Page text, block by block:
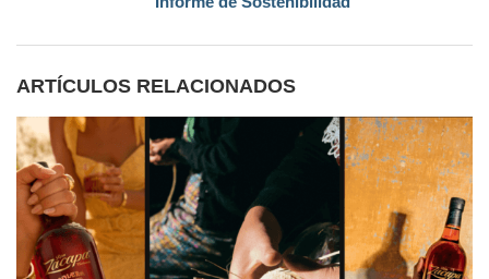
ARTÍCULOS RELACIONADOS